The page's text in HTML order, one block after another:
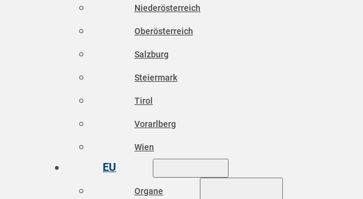
Niederösterreich
Oberösterreich
Salzburg
Steiermark
Tirol
Vorarlberg
Wien
EU
Organe